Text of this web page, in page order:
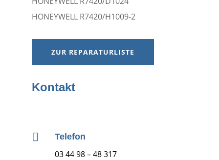
HONEYWELL R7420/H1009-2
ZUR REPARATURLISTE
Kontakt
 Telefon
03 44 98 – 48 317